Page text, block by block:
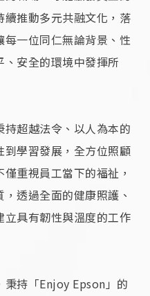
推動多元共融文化，落
一位同仁無論背景、性
安全的環境中發揮所
超越法令、以人為本的
學習發展，全方位照顧
重視員工當下的福祉，
透過全面的健康照護、
具有韌性與溫度的工作
秉持「Enjoy Epson」的